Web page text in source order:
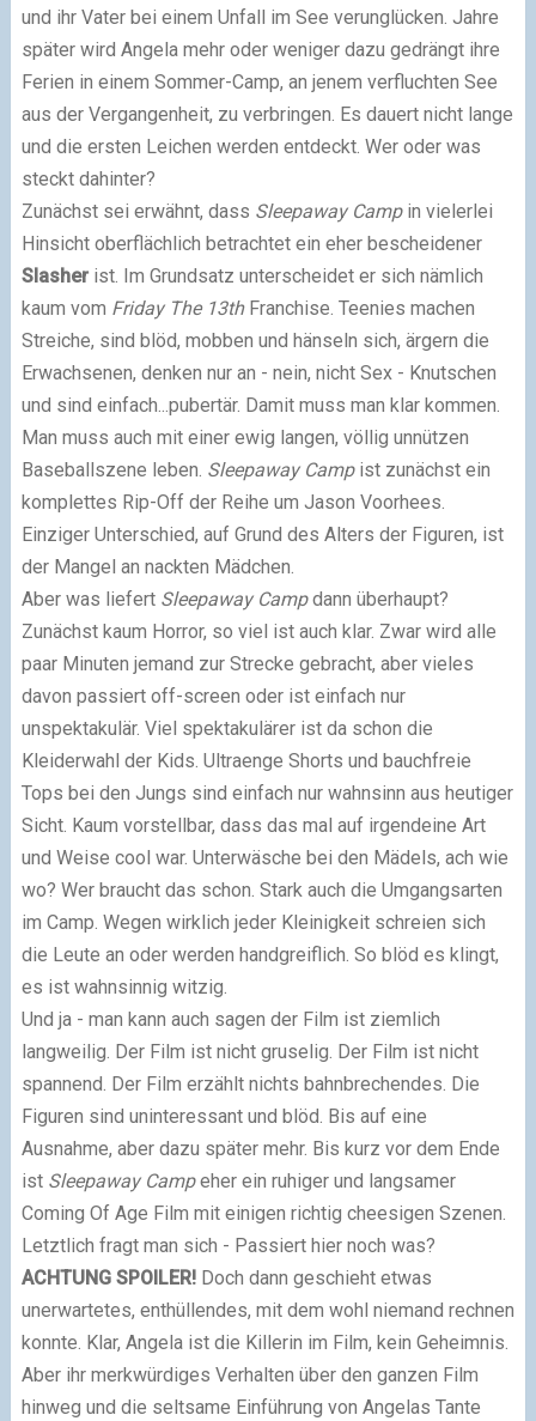
und ihr Vater bei einem Unfall im See verunglücken. Jahre
später wird Angela mehr oder weniger dazu gedrängt ihre
Ferien in einem Sommer-Camp, an jenem verfluchten See
aus der Vergangenheit, zu verbringen. Es dauert nicht lange
und die ersten Leichen werden entdeckt. Wer oder was
steckt dahinter?
Zunächst sei erwähnt, dass Sleepaway Campin vielerlei
Hinsicht oberflächlich betrachtet ein eher bescheidener
Slasherist. Im Grundsatz unterscheidet er sich nämlich
kaum vom Friday The 13thFranchise. Teenies machen
Streiche, sind blöd, mobben und hänseln sich, ärgern die
Erwachsenen, denken nur an - nein, nicht Sex - Knutschen
und sind einfach...pubertär. Damit muss man klar kommen.
Man muss auch mit einer ewig langen, völlig unnützen
Baseballszene leben. Sleepaway Campist zunächst ein
komplettes Rip-Off der Reihe um Jason Voorhees.
Einziger Unterschied, auf Grund des Alters der Figuren, ist
der Mangel an nackten Mädchen.
Aber was liefert Sleepaway Campdann überhaupt?
Zunächst kaum Horror, so viel ist auch klar. Zwar wird alle
paar Minuten jemand zur Strecke gebracht, aber vieles
davon passiert off-screen oder ist einfach nur
unspektakulär. Viel spektakulärer ist da schon die
Kleiderwahl der Kids. Ultraenge Shorts und bauchfreie
Tops bei den Jungs sind einfach nur wahnsinn aus heutiger
Sicht. Kaum vorstellbar, dass das mal auf irgendeine Art
und Weise cool war. Unterwäsche bei den Mädels, ach wie
wo? Wer braucht das schon. Stark auch die Umgangsarten
im Camp. Wegen wirklich jeder Kleinigkeit schreien sich
die Leute an oder werden handgreiflich. So blöd es klingt,
es ist wahnsinnig witzig.
Und ja - man kann auch sagen der Film ist ziemlich
langweilig. Der Film ist nicht gruselig. Der Film ist nicht
spannend. Der Film erzählt nichts bahnbrechendes. Die
Figuren sind uninteressant und blöd. Bis auf eine
Ausnahme, aber dazu später mehr. Bis kurz vor dem Ende
ist Sleepaway Campeher ein ruhiger und langsamer
Coming Of Age Film mit einigen richtig cheesigen Szenen.
Letztlich fragt man sich - Passiert hier noch was?
ACHTUNG SPOILER!Doch dann geschieht etwas
unerwartetes, enthüllendes, mit dem wohl niemand rechnen
konnte. Klar, Angela ist die Killerin im Film, kein Geheimnis.
Aber ihr merkwürdiges Verhalten über den ganzen Film
hinweg und die seltsame Einführung von Angelas Tante